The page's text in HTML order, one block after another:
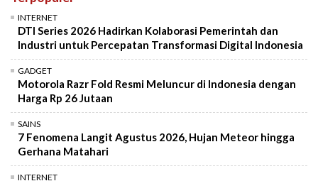
INTERNET
DTI Series 2026 Hadirkan Kolaborasi Pemerintah dan
Industri untuk Percepatan Transformasi Digital Indonesia
GADGET
Motorola Razr Fold Resmi Meluncur di Indonesia dengan
Harga Rp 26 Jutaan
SAINS
7 Fenomena Langit Agustus 2026, Hujan Meteor hingga
Gerhana Matahari
INTERNET